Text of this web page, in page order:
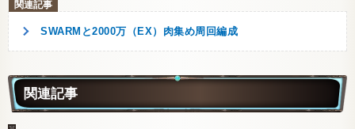
SWARMと2000万（EX）肉集め周回編成
関連記事